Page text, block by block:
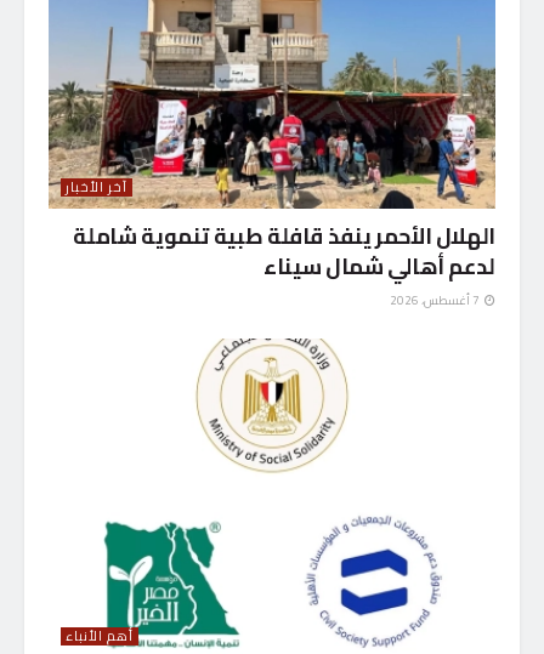
آخر الأخبار
الهلال الأحمر ينفذ قافلة طبية تنموية شاملة
لدعم أهالي شمال سيناء
أهم الأنباء